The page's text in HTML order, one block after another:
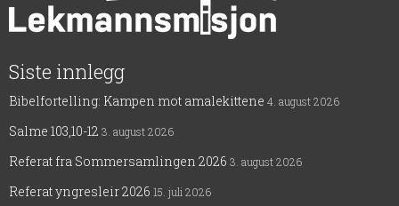
Siste innlegg
Bibelfortelling: Kampen mot amalekittene 4. august 2026
Salme 103,10-12 3. august 2026
Referat fra Sommersamlingen 2026 3. august 2026
Referat yngresleir 2026 15. juli 2026